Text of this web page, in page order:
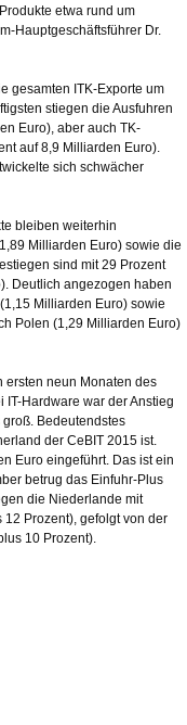
etwa rund um
Hauptgeschäftsführer Dr.
gesamten ITK-Exporte um
stiegen die Ausfuhren
Euro), aber auch TK-
auf 8,9 Milliarden Euro).
sich schwächer
bleiben weiterhin
Milliarden Euro) sowie die
sind mit 29 Prozent
Deutlich angezogen haben
Milliarden Euro) sowie
Polen (1,29 Milliarden Euro)
ersten neun Monaten des
Hardware war der Anstieg
Bedeutendstes
der CeBIT 2015 ist.
Euro eingeführt. Das ist ein
betrug das Einfuhr-Plus
die Niederlande mit
Prozent), gefolgt von der
10 Prozent).